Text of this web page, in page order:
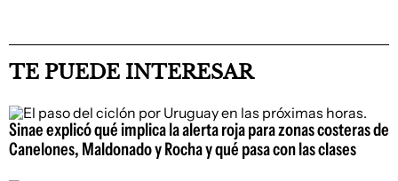
TE PUEDE INTERESAR
Sinae explicó qué implica la alerta roja para zonas costeras de
Canelones, Maldonado y Rocha y qué pasa con las clases